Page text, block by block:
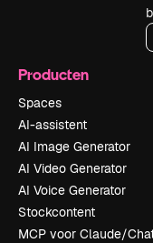
Producten
Spaces
AI-assistent
AI Image Generator
AI Video Generator
AI Voice Generator
Stockcontent
MCP voor Claude/